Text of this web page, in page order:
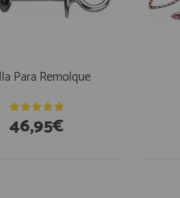
Para Remolque
46,95€